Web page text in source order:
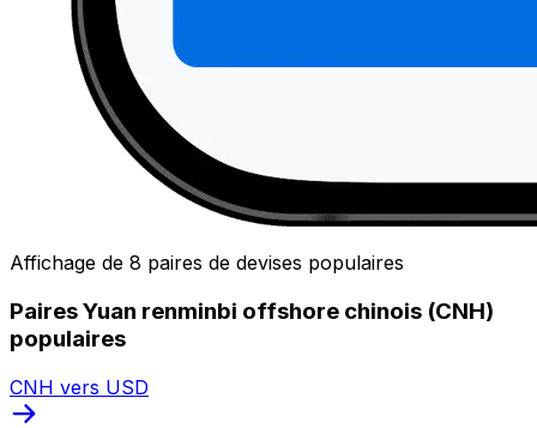
Affichage de 8 paires de devises populaires
Paires Yuan renminbi offshore chinois (CNH)
populaires
CNH vers USD